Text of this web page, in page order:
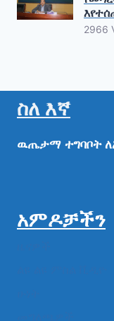
2966
ስለ እኛ
ዉጤታማ ተግባቦት
አምዶቻችን